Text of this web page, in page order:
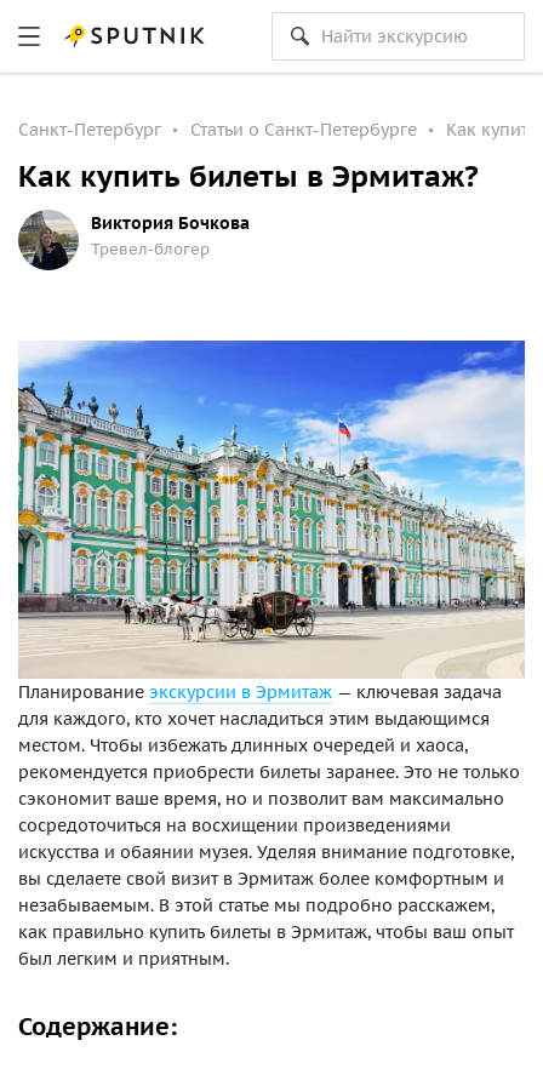
Санкт-Петербург Статьи о Санкт-Петербурге Как
Как купить билеты в Эрмитаж?
Виктория Бочкова
Тревел-блогер
Планирование экскурсии в Эрмитаж — ключевая задача
для каждого, кто хочет насладиться этим выдающимся
местом. Чтобы избежать длинных очередей и хаоса,
рекомендуется приобрести билеты заранее. Это не только
сэкономит ваше время, но и позволит вам максимально
сосредоточиться на восхищении произведениями
искусства и обаянии музея. Уделяя внимание подготовке,
вы сделаете свой визит в Эрмитаж более комфортным и
незабываемым. В этой статье мы подробно расскажем,
как правильно купить билеты в Эрмитаж, чтобы ваш опыт
был легким и приятным.
Содержание: